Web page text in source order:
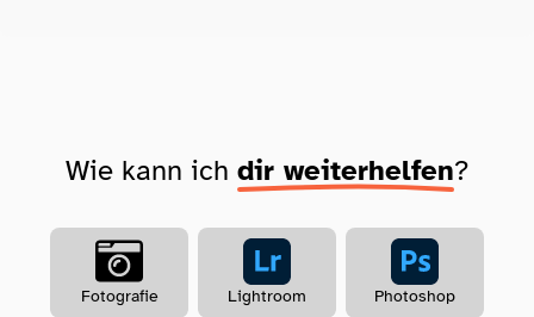
Wie kann ich dir weiterhelfen?
Fotografie Lightroom Photoshop